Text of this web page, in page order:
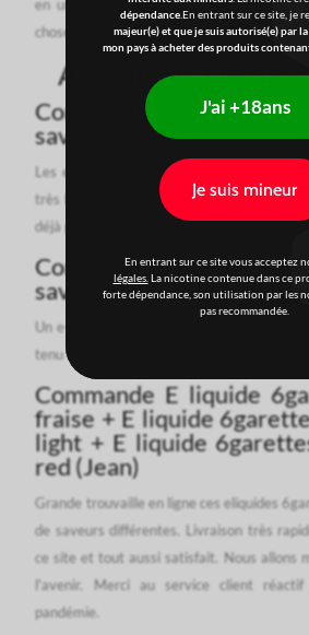
en un dans votre collection lorsque vous
chose de différent.
Avis clients
Commande de E
saveur tabac cuba-mix -
Les eliquides 6garettes sont les meilleurs
très bon prix. La livraison a été rapide, je
déjà plusieurs commandes de 6garettes.
Commande de E
saveur tabac gold box -
Un e-liquide de bonne qualité à bon prix.
tenu des problèmes de livraison du
Commande E liquide
fraise + E liquide
light + E liquide
red (Jean)
Grande trouvaille en ligne ces eliquides
de saveurs différentes. Livraison très
ce site et tout aussi satisfait. Nous allons
l'avenir. Merci au service client
pandémie.
dépendance.En entrant sur ce site, je
majeur(e) et que je suis autorisé(e) par
mon pays à acheter des produits
J'ai +18ans
Je suis mineur
En entrant sur ce site vous acceptez
légales.La nicotine contenue dans ce
forte dépendance, son utilisation par les
pas recommandée.